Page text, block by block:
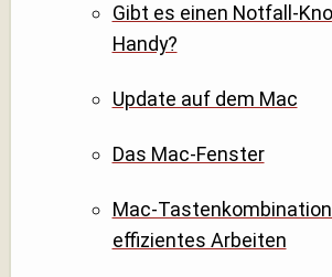
Gibt es einen Notfall-
Handy?
Update auf dem Mac
Das Mac-Fenster
Mac-
effizientes Arbeiten